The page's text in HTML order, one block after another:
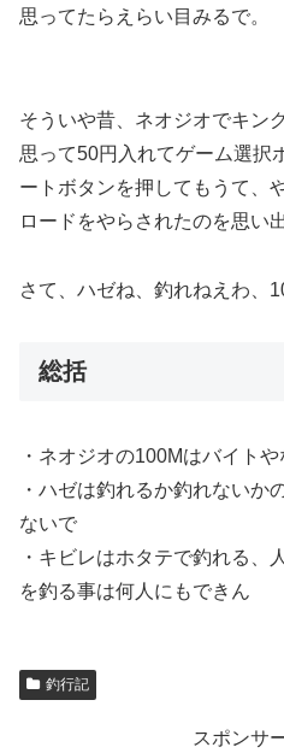
思ってたらえらい目みるで。
そういや昔、ネオジオでキン
思って50円入れてゲーム選択
ートボタンを押してもうて、
ロードをやらされたのを思い
さて、ハゼね、釣れねえわ、
総括
・ネオジオの100Mはバイト
・ハゼは釣れるか釣れないか
ないで
・キビレはホタテで釣れる、
を釣る事は何人にもできん
釣行記
スポンサ